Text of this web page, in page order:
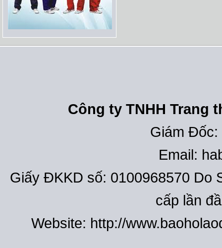
Công ty TNHH Trang
Giám Đốc:
Email:
Giấy ĐKKD số: 0100968570 Do
cấp lần
Website: http://